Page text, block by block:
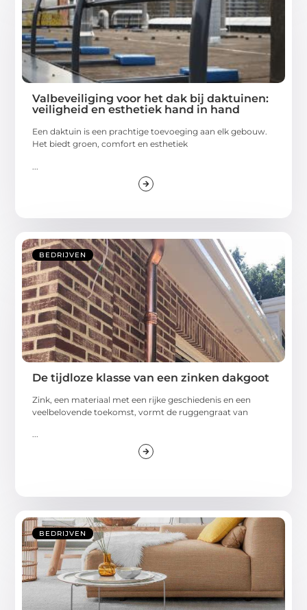
Valbeveiliging voor het dak bij daktuinen:
veiligheid en esthetiek hand in hand
Een daktuin is een prachtige toevoeging aan elk gebouw.
Het biedt groen, comfort en esthetiek
BEDRIJVEN
De tijdloze klasse van een zinken dakgoot
Zink, een materiaal met een rijke geschiedenis en een
veelbelovende toekomst, vormt de ruggengraat van
BEDRIJVEN